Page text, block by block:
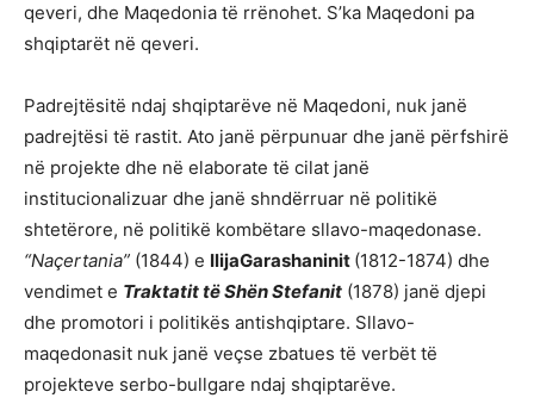
qeveri, dhe Maqedonia të rrënohet. S’ka Maqedoni pa
shqiptarët në qeveri.
Padrejtësitë ndaj shqiptarëve në Maqedoni, nuk janë
padrejtësi të rastit. Ato janë përpunuar dhe janë përfshirë
në projekte dhe në elaborate të cilat janë
institucionalizuar dhe janë shndërruar në politikë
shtetërore, në politikë kombëtare sllavo-maqedonase.
“Naçertania” (1844) e IlijaGarashaninit (1812-1874) dhe
vendimet e Traktatit të Shën Stefanit (1878) janë djepi
dhe promotori i politikës antishqiptare. Sllavo-
maqedonasit nuk janë veçse zbatues të verbët të
projekteve serbo-bullgare ndaj shqiptarëve.